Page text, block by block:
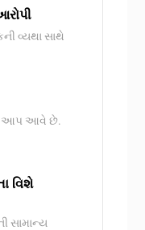
વ્યથા સાથે
આવે છે.
વિશે
સામાન્ય